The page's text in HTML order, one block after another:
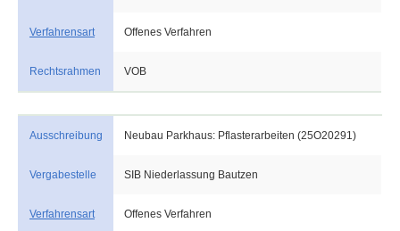
Verfahrensart Offenes Verfahren
Rechtsrahmen VOB
Ausschreibung Neubau Parkhaus: Pflasterarbeiten (25O20291)
Vergabestelle SIB Niederlassung Bautzen
Verfahrensart Offenes Verfahren